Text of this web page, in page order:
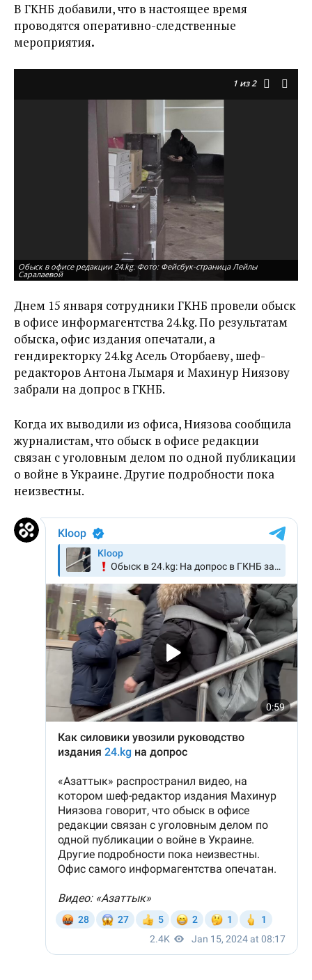
В ГКНБ добавили, что в настоящее время
проводятся оперативно-следственные
мероприятия.
1 из 2
Обыск в офисе редакции 24.kg. Фото: Фейсбук-страница Лейлы
Саралаевой
Днем 15 января сотрудники ГКНБ провели обыск
в офисе информагентства 24.kg. По результатам
обыска, офис издания опечатали, а
гендиректорку 24.kg Асель Оторбаеву, шеф-
редакторов Антона Лымаря и Махинур Ниязову
забрали на допрос в ГКНБ.
Когда их выводили из офиса, Ниязова сообщила
журналистам, что обыск в офисе редакции
связан с уголовным делом по одной публикации
о войне в Украине. Другие подробности пока
неизвестны.